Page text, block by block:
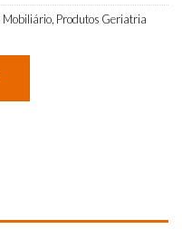
Mobiliário Produtos Geriatria